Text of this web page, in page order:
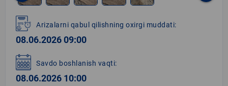
1
of
5
Arizalarni qabul qilishning oxirgi muddati:
08.06.2026 09:00
Savdo boshlanish vaqti:
08.06.2026 10:00